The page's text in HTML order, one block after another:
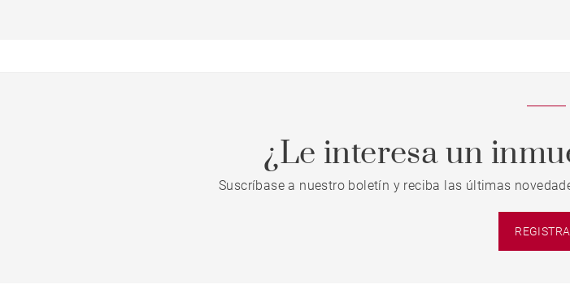
¿Le interesa un
Suscríbase a nuestro boletín y reciba las últimas